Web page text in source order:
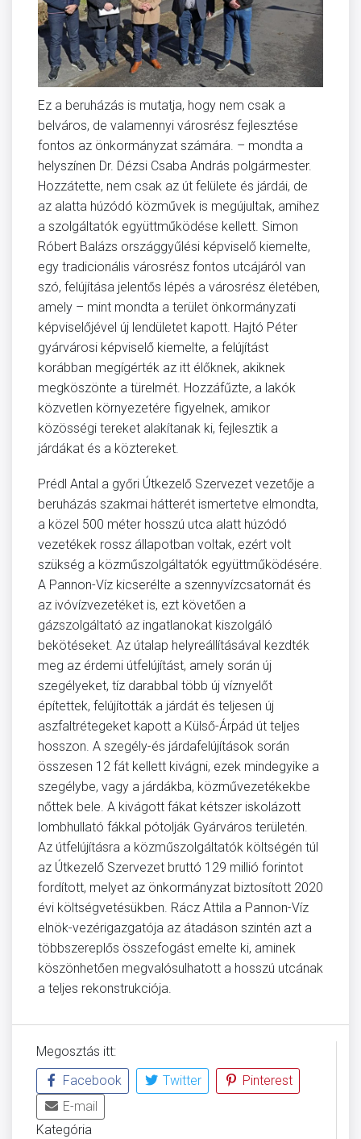
Ez a beruházás is mutatja, hogy nem csak a
belváros, de valamennyi városrész fejlesztése
fontos az önkormányzat számára. – mondta a
helyszínen Dr. Dézsi Csaba András polgármester.
Hozzátette, nem csak az út felülete és járdái, de
az alatta húzódó közművek is megújultak, amihez
a szolgáltatók együttműködése kellett. Simon
Róbert Balázs országgyűlési képviselő kiemelte,
egy tradicionális városrész fontos utcájáról van
szó, felújítása jelentős lépés a városrész életében,
amely – mint mondta a terület önkormányzati
képviselőjével új lendületet kapott. Hajtó Péter
gyárvárosi képviselő kiemelte, a felújítást
korábban megígérték az itt élőknek, akiknek
megköszönte a türelmét. Hozzáfűzte, a lakók
közvetlen környezetére figyelnek, amikor
közösségi tereket alakítanak ki, fejlesztik a
járdákat és a köztereket.
Prédl Antal a győri Útkezelő Szervezet vezetője a
beruházás szakmai hátterét ismertetve elmondta,
a közel 500 méter hosszú utca alatt húzódó
vezetékek rossz állapotban voltak, ezért volt
szükség a közműszolgáltatók együttműködésére.
A Pannon-Víz kicserélte a szennyvízcsatornát és
az ivóvízvezetéket is, ezt követően a
gázszolgáltató az ingatlanokat kiszolgáló
bekötéseket. Az útalap helyreállításával kezdték
meg az érdemi útfelújítást, amely során új
szegélyeket, tíz darabbal több új víznyelőt
építettek, felújították a járdát és teljesen új
aszfaltrétegeket kapott a Külső-Árpád út teljes
hosszon. A szegély-és járdafelújítások során
összesen 12 fát kellett kivágni, ezek mindegyike a
szegélybe, vagy a járdákba, közművezetékekbe
nőttek bele. A kivágott fákat kétszer iskolázott
lombhullató fákkal pótolják Gyárváros területén.
Az útfelújításra a közműszolgáltatók költségén túl
az Útkezelő Szervezet bruttó 129 millió forintot
fordított, melyet az önkormányzat biztosított 2020
évi költségvetésükben. Rácz Attila a Pannon-Víz
elnök-vezérigazgatója az átadáson szintén azt a
többszereplős összefogást emelte ki, aminek
köszönhetően megvalósulhatott a hosszú utcának
a teljes rekonstrukciója.
Megosztás itt:
Facebook
Twitter
Pinterest
E-mail
Kategória